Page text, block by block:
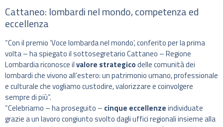
Cattaneo: lombardi nel mondo, competenza ed
eccellenza
“Con il premio ‘Voce lombarda nel mondo’, conferito per la prima
volta – ha spiegato il sottosegretario Cattaneo – Regione
Lombardia riconosce ilvalore strategicodelle comunità dei
lombardi che vivono all’estero: un patrimonio umano, professionale
e culturale che vogliamo custodire, valorizzare e coinvolgere
sempre di più”.
“Celebriamo – ha proseguito – cinque eccellenzeindividuate
grazie a un lavoro congiunto svolto dagli uffici regionali insieme alla